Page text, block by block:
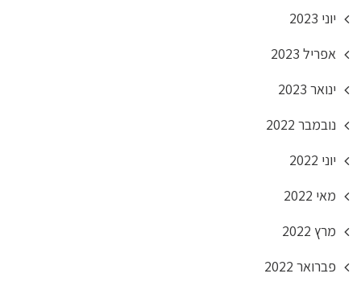
יוני 2023
אפריל 2023
ינואר 2023
נובמבר 2022
יוני 2022
מאי 2022
מרץ 2022
פברואר 2022